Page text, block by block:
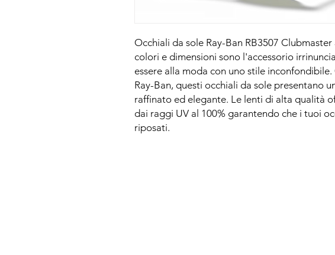
Occhiali da sole Ray-Ban RB3507
colori e dimensioni sono l'accessorio
essere alla moda con uno stile
Ray-Ban, questi occhiali da sole presentano
raffinato ed elegante. Le lenti di alta qualità
dai raggi UV al 100% garantendo che i tuoi
riposati.